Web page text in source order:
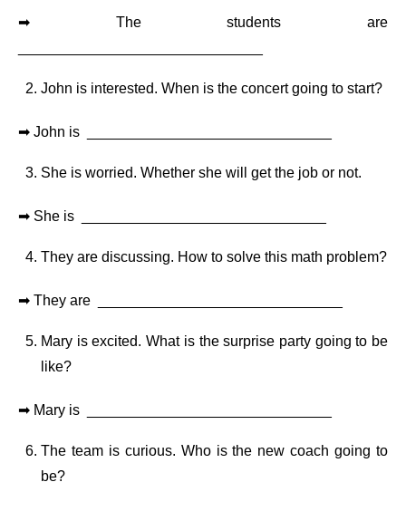
➡ The students are
John is interested. When is the concert going to start?
➡ John is ______________________________
She is worried. Whether she will get the job or not.
➡ She is ______________________________
They are discussing. How to solve this math problem?
➡ They are ______________________________
Mary is excited. What is the surprise party going to be
like?
➡ Mary is ______________________________
The team is curious. Who is the new coach going to
be?